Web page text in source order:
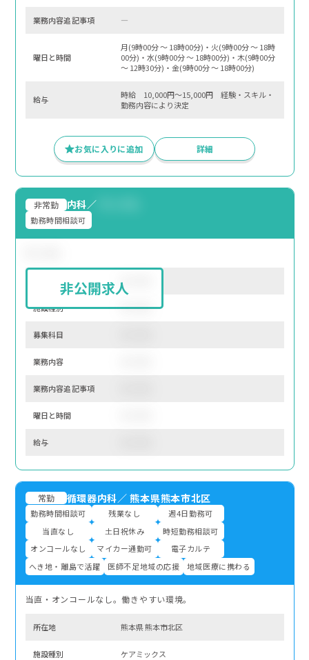
業務内容追記事項 ―
曜⽇と時間
月(9時00分 〜 18時00分)・火(9時00分 〜 18時
00分)・水(9時00分 〜 18時00分)・木(9時00分
〜 12時30分)・金(9時00分 〜 18時00分)
給与
時給 10,000円～15,000円 経験・スキル・
勤務内容により決定
お気に入りに追加 詳細
非常勤 内科／
勤務時間相談可
非公開求人サンプル
施設種別 サンプル
募集科⽬
業務内容
業務内容追記事項
曜⽇と時間
給与
常勤 循環器内科／熊本県熊本市北区
勤務時間相談可 残業なし
週4日勤務可
当直なし
土日祝休み
時短勤務相談可
オンコールなし
マイカー通勤可
電子カルテ
へき地・離島で活躍
医師不足地域の応援 地域医療に携わる
当直・オンコールなし。働きやすい環境。
所在地 熊本県 熊本市北区
施設種別 ケアミックス